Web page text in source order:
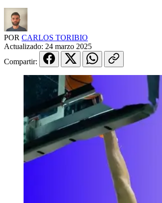
POR CARLOS TORIBIO
Actualizado: 24 marzo 2025
Compartir: